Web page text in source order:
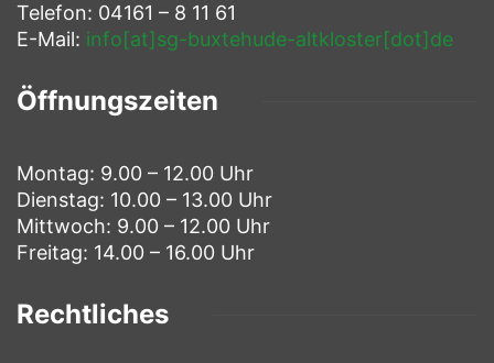
Telefon: 04161 – 8 11 61
E-Mail: info[at]sg-buxtehude-altkloster[dot]de
Öffnungszeiten
Montag: 9.00 – 12.00 Uhr
Dienstag: 10.00 – 13.00 Uhr
Mittwoch: 9.00 – 12.00 Uhr
Freitag: 14.00 – 16.00 Uhr
Rechtliches